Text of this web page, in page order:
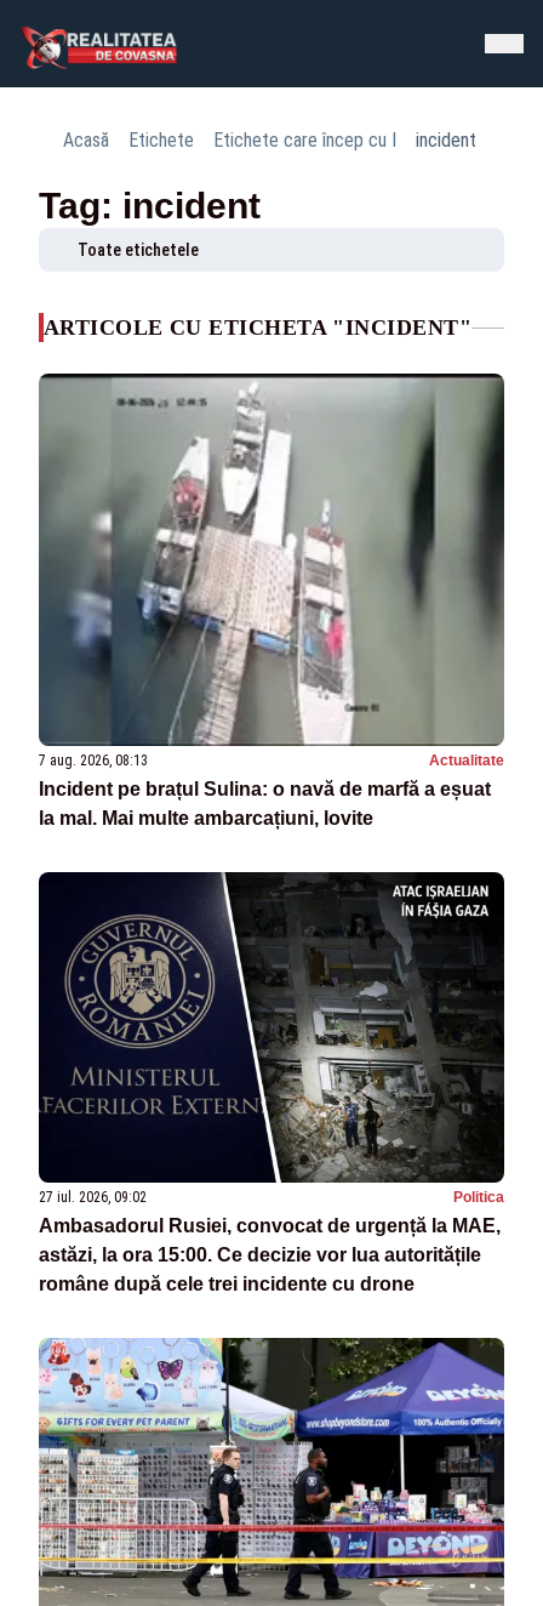
Acasă Etichete Etichete care încep cu I incident
Tag: incident
Toate etichetele
ARTICOLE CU ETICHETA "INCIDENT"
7 aug. 2026, 08:13 Actualitate
Incident pe brațul Sulina: o navă de marfă a eșuat
la mal. Mai multe ambarcațiuni, lovite
27 iul. 2026, 09:02 Politica
Ambasadorul Rusiei, convocat de urgență la MAE,
astăzi, la ora 15:00. Ce decizie vor lua autoritățile
române după cele trei incidente cu drone